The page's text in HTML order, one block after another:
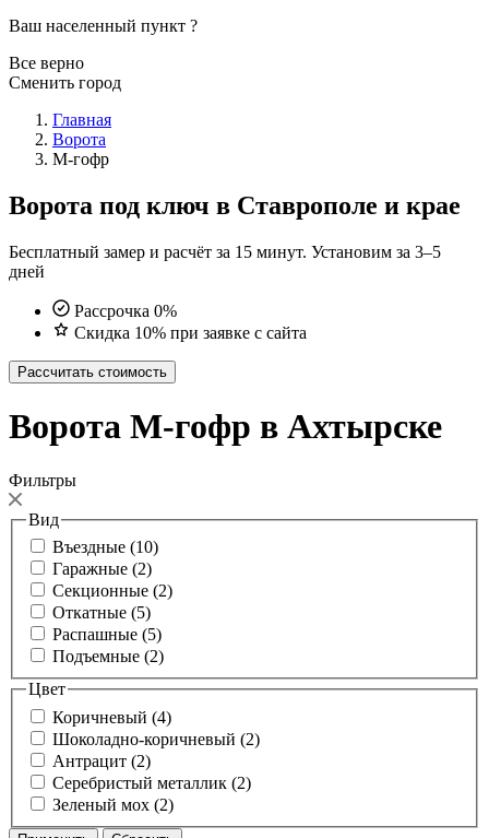
Ваш населенный пункт ?
Все верно
Сменить город
Главная
Ворота
M-гофр
Ворота под ключ в Ставрополе и крае
Бесплатный замер и расчёт за 15 минут. Установим за 3–5
дней
Рассрочка 0%
Скидка 10% при заявке с сайта
Рассчитать стоимость
Ворота M-гофр в Ахтырске
Фильтры
Вид
Въездные (10)
Гаражные (2)
Секционные (2)
Откатные (5)
Распашные (5)
Подъемные (2)
Цвет
Коричневый (4)
Шоколадно-коричневый (2)
Антрацит (2)
Серебристый металлик (2)
Зеленый мох (2)